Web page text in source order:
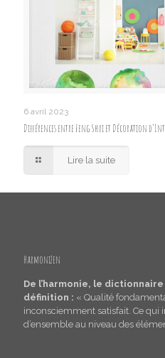
6 avril 2023
Différences entre Feng Shui et Décoration
Lire la suite
HarmoniZen
De l’harmonie, le
définition : « Qualité
inconsciemment satisfait. Ce
d’ensemble au niveau des